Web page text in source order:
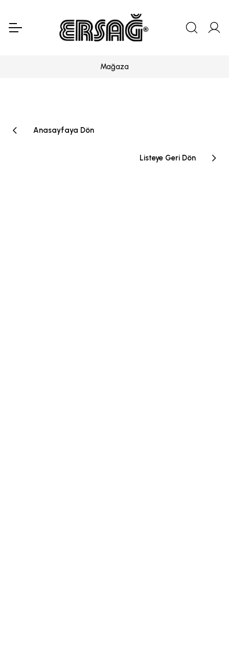
Mağaza
Anasayfaya Dön
Listeye Geri Dön